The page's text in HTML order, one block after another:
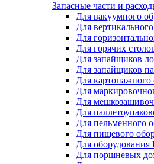
Запасные части и
Для вакуумного
Для
Для
Для горячих
Для запайщиков
Для запайщиков
Для картонажного
Для
Для
Для
Для пельменного
Для пищевого
Для оборудования
Для поршневых